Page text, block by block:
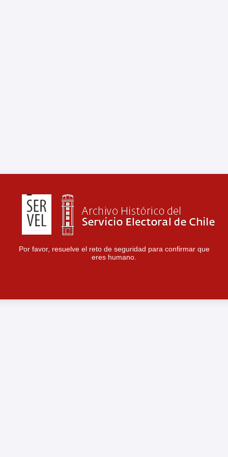
Por favor, resuelve el reto de seguridad para confirmar que
eres humano.